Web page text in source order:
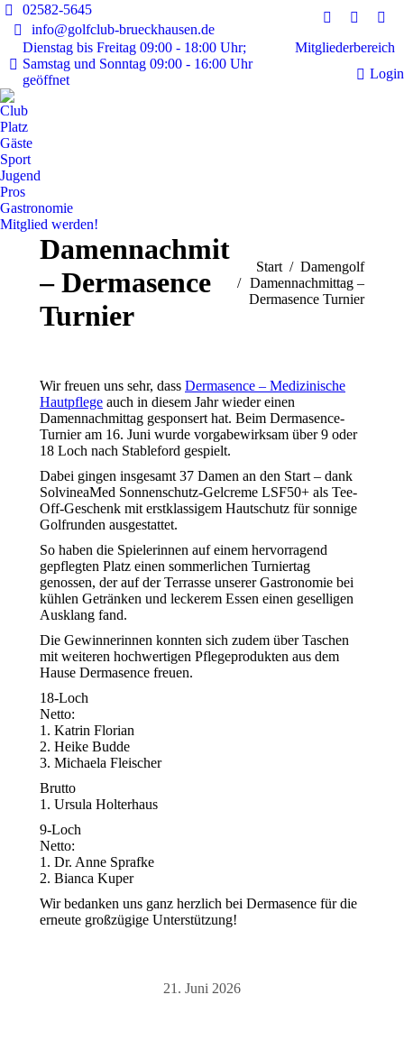
02582-5645
info@golfclub-brueckhausen.de
Dienstag bis Freitag 09:00 - 18:00 Uhr;
Samstag und Sonntag 09:00 - 16:00 Uhr
geöffnet
Instagram
page
opens
page
opens
E-
Mitgliederbereich
Login
Club
Platz
Gäste
Sport
Jugend
Pros
Gastronomie
Mitglied werden!
Damennachmittag
– Dermasence
Turnier
Sie befinden sich hier:
Start
Damengolf
Damennachmittag –
Dermasence Turnier
Wir freuen uns sehr, dass Dermasence – Medizinische
Hautpflege auch in diesem Jahr wieder einen
Damennachmittag gesponsert hat. Beim Dermasence-
Turnier am 16. Juni wurde vorgabewirksam über 9 oder
18 Loch nach Stableford gespielt.
Dabei gingen insgesamt 37 Damen an den Start – dank
SolvineaMed Sonnenschutz-Gelcreme LSF50+ als Tee-
Off-Geschenk mit erstklassigem Hautschutz für sonnige
Golfrunden ausgestattet.
So haben die Spielerinnen auf einem hervorragend
gepflegten Platz einen sommerlichen Turniertag
genossen, der auf der Terrasse unserer Gastronomie bei
kühlen Getränken und leckerem Essen einen geselligen
Ausklang fand.
Die Gewinnerinnen konnten sich zudem über Taschen
mit weiteren hochwertigen Pflegeprodukten aus dem
Hause Dermasence freuen.
18-Loch
Netto:
1. Katrin Florian
2. Heike Budde
3. Michaela Fleischer
Brutto
1. Ursula Holterhaus
9-Loch
Netto:
1. Dr. Anne Sprafke
2. Bianca Kuper
Wir bedanken uns ganz herzlich bei Dermasence für die
erneute großzügige Unterstützung!
21. Juni 2026